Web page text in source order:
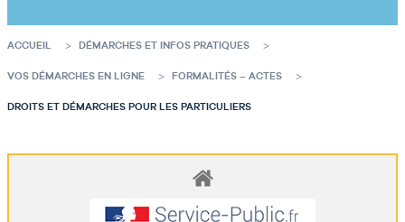
ACCUEIL DÉMARCHES ET INFOS PRATIQUES
VOS DÉMARCHES EN LIGNE FORMALITÉS – ACTES
DROITS ET DÉMARCHES POUR LES PARTICULIERS